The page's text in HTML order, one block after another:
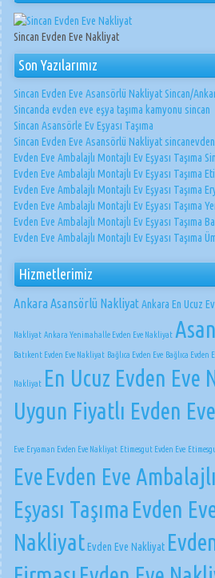
Sincan Evden Eve Nakliyat
Son Yazılarımız
Sincan Evden Eve Asansörlü Nakliyat Sincan/
Sincanda evden eve eşya taşıma kamyonu sincan
Sincan Asansörle Ev Eşyası Taşıma
Sincan Evden Eve Asansörlü Nakliyat
Evden Eve Ambalajlı Montajlı Ev Eşyası Taşıma
Evden Eve Ambalajlı Montajlı Ev Eşyası Taşıma
Evden Eve Ambalajlı Montajlı Ev Eşyası Taşıma
Evden Eve Ambalajlı Montajlı Ev Eşyası Taşıma
Evden Eve Ambalajlı Montajlı Ev Eşyası Taşıma
Evden Eve Ambalajlı Montajlı Ev Eşyası Taşıma
Hizmetlerimiz
Ankara Asansörlü NakliyatAnkara En Ucuz
Nakliyat Ankara Yenimahalle Evden Eve Nakliyat
Batıkent Evden Eve Nakliyat Bağlıca Evden Eve Bağlıca Evden
Nakliyat En Ucuz Evden Eve
Uygun Fiyatlı Evden
Eve Eryaman Evden Eve Nakliyat Etimesgut Evden Eve
EveEvden Eve
Eşyası Taşıma Evden
NakliyatEvden Eve Nakliyat